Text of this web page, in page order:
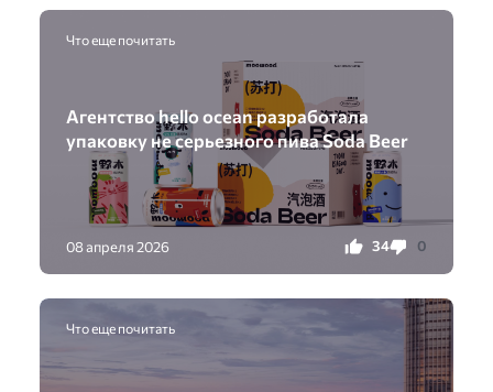
Что еще почитать
Агентство hello ocean разработала
упаковку не серьезного пива Soda Beer
08 апреля 2026 34 0
Что еще почитать